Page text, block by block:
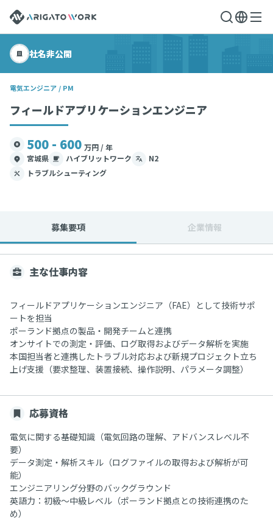
社名非公開
電気エンジニア / PM
フィールドアプリケーションエンジニア
500 - 600 万円 / 年
宮城県
ハイブリットワーク
N2
トラブルシューティング
募集要項 企業情報
主な仕事内容
フィールドアプリケーションエンジニア（FAE）として技術サポ
ートを担当
ポーランド拠点の製品・開発チームと連携
オンサイトでの測定・評価、ログ取得およびデータ解析を実施
本国担当者と連携したトラブル対応および新規プロジェクト立ち
上げ支援（要求整理、装置接続、操作説明、パラメータ調整）
応募資格
電気に関する基礎知識（電気回路の理解、アドバンスレベル不
要）
データ測定・解析スキル（ログファイルの取得および解析が可
能）
エンジニアリング分野のバックグラウンド
英語力：初級～中級レベル（ポーランド拠点との技術連携のた
め）